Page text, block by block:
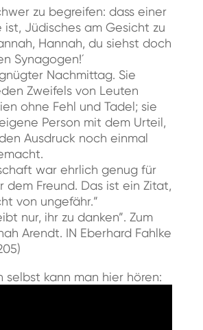
zu begreifen: dass einer
ist, Jüdisches am Gesicht zu
Hannah, du siehst doch
Synagogen!´
Nachmittag. Sie
Zweifels von Leuten
ohne Fehl und Tadel; sie
Person mit dem Urteil,
Ausdruck noch einmal
war ehrlich genug für
dem Freund. Das ist ein Zitat,
von ungefähr.”
nur, ihr zu danken”. Zum
Arendt. IN Eberhard Fahlke
selbst kann man hier hören: